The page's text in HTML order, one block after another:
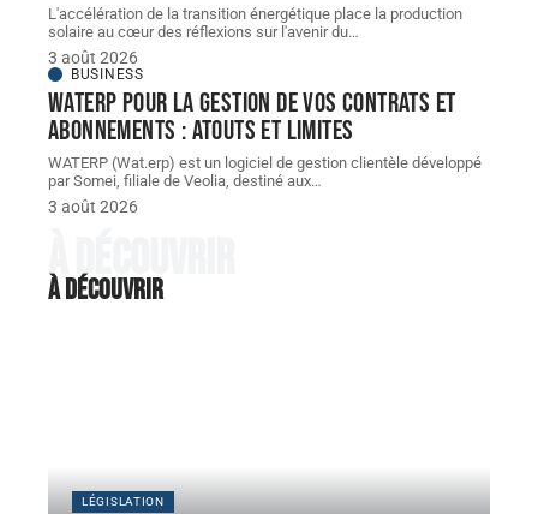
L'accélération de la transition énergétique place la production
solaire au cœur des réflexions sur l'avenir du…
3 août 2026
BUSINESS
WATERP pour la gestion de vos contrats et
abonnements : atouts et limites
WATERP (Wat.erp) est un logiciel de gestion clientèle développé
par Somei, filiale de Veolia, destiné aux…
3 août 2026
À découvrir
À découvrir
LÉGISLATION